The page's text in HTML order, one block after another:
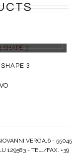
3
VERGA,6 - 55045
129583 - TEL./FAX. +39